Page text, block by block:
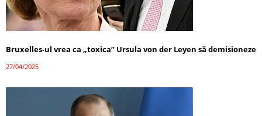
Bruxelles-ul vrea ca „toxica” Ursula von der Leyen să demisioneze
27/04/2025